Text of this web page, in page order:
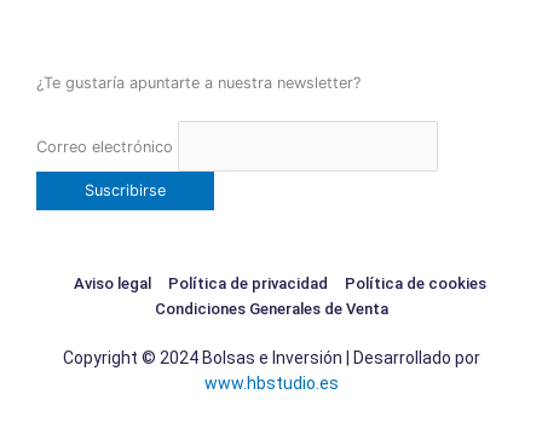
¿Te gustaría apuntarte a nuestra newsletter?
Correo electrónico
Aviso legal Política de privacidad
Política de cookies
Condiciones Generales de Venta
Copyright © 2024 Bolsas e Inversión | Desarrollado por
www.hbstudio.es